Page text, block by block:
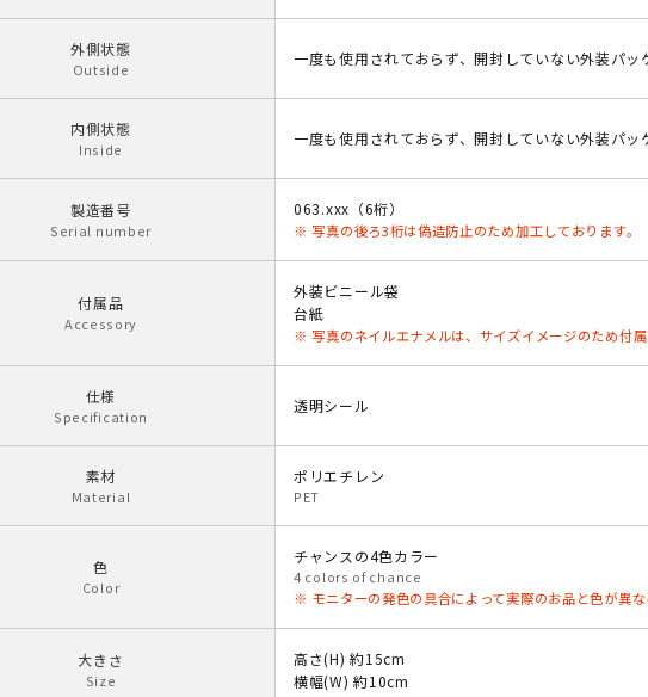
外側状態
Outside
一度も使用されておらず、開封していない外装パッ
内側状態
Inside
一度も使用されておらず、開封していない外装パッ
製造番号
Serial number
063.xxx（6桁）
※ 写真の後ろ3桁は偽造防止のため加工しております。
付属品
Accessory
外装ビニール袋
台紙
※ 写真のネイルエナメルは、サイズイメージのため付属
仕様
Specification
透明シール
素材
Material
ポリエチレン
PET
色
Color
チャンスの4色カラー
4 colors of chance
※ モニターの発色の具合によって実際のお品と色が異な
大きさ
Size
高さ(H) 約15cm
横幅(W) 約10cm